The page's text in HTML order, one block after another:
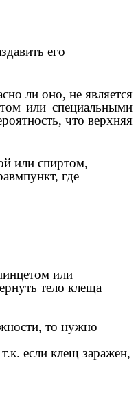
его
ли оно, не является
или специальными
что верхняя
или спиртом,
где
или
тело клеща
то нужно
если клещ заражен,